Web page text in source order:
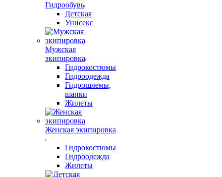
Гидрообувь
Детская
Унисекс
Мужская
экипировка
Гидрокостюмы
Гидроодежда
Гидрошлемы,
шапки
Жилеты
Женская экипировка
Гидрокостюмы
Гидроодежда
Жилеты